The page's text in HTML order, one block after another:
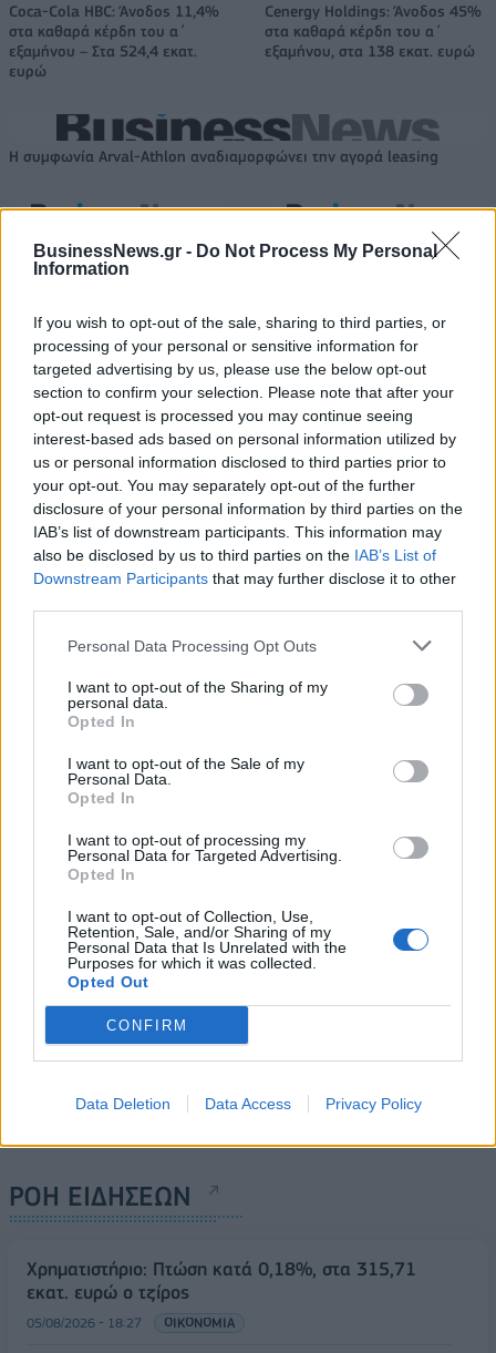
BusinessNews.gr - Do Not Process My Personal
Information
If you wish to opt-out of the sale, sharing to third parties, or
processing of your personal or sensitive information for
targeted advertising by us, please use the below opt-out
section to confirm your selection. Please note that after your
opt-out request is processed you may continue seeing
interest-based ads based on personal information utilized by
us or personal information disclosed to third parties prior to
your opt-out. You may separately opt-out of the further
disclosure of your personal information by third parties on the
IAB’s list of downstream participants. This information may
also be disclosed by us to third parties on the IAB’s List of
Downstream Participants that may further disclose it to other
Personal Data Processing Opt Outs
I want to opt-out of the Sharing of my
personal data.
Opted In
I want to opt-out of the Sale of my
Personal Data.
Opted In
I want to opt-out of processing my
Personal Data for Targeted Advertising.
Opted In
I want to opt-out of Collection, Use,
Retention, Sale, and/or Sharing of my
Personal Data that Is Unrelated with the
Purposes for which it was collected.
Opted Out
CONFIRM
Data Deletion Data Access Privacy Policy
Coca-Cola HBC: Άνοδος 11,4%
στα καθαρά κέρδη του α΄
εξαμήνου – Στα 524,4 εκατ.
ευρώ
Cenergy Holdings: Άνοδος 45%
στα καθαρά κέρδη του α΄
εξαμήνου, στα 138 εκατ. ευρώ
Η συμφωνία Arval-Athlon αναδιαμορφώνει την αγορά leasing
VW: Η δύσκολη εξίσωση της
αναδιάρθρωσης
Alpha Bank: Για πρώτη φορά το
Αρχαίο Θέατρο Επιδαύρου
ESG Report 2025: Πώς η ΑΒ Βασιλόπουλος μετατρέπει τη
βιωσιμότητα σε καθημερινή πράξη
Stoiximan: «Πού ήσουν;» στις μεγάλες στιγμές του Ολυμπιακού
Κικίλιας σε ευπαθείς
ομάδες: Μείνετε σπίτι σας
09/03/2020 - 17:10
της Βόρειας Ιταλίας
09/03/2020 - 17:25
ΡΟΗ ΕΙΔΗΣΕΩΝ
Χρηματιστήριο: Πτώση κατά 0,18%, στα 315,71
εκατ. ευρώ ο τζίρος
05/08/2026 - 18:27 ΟΙΚΟΝΟΜΙΑ